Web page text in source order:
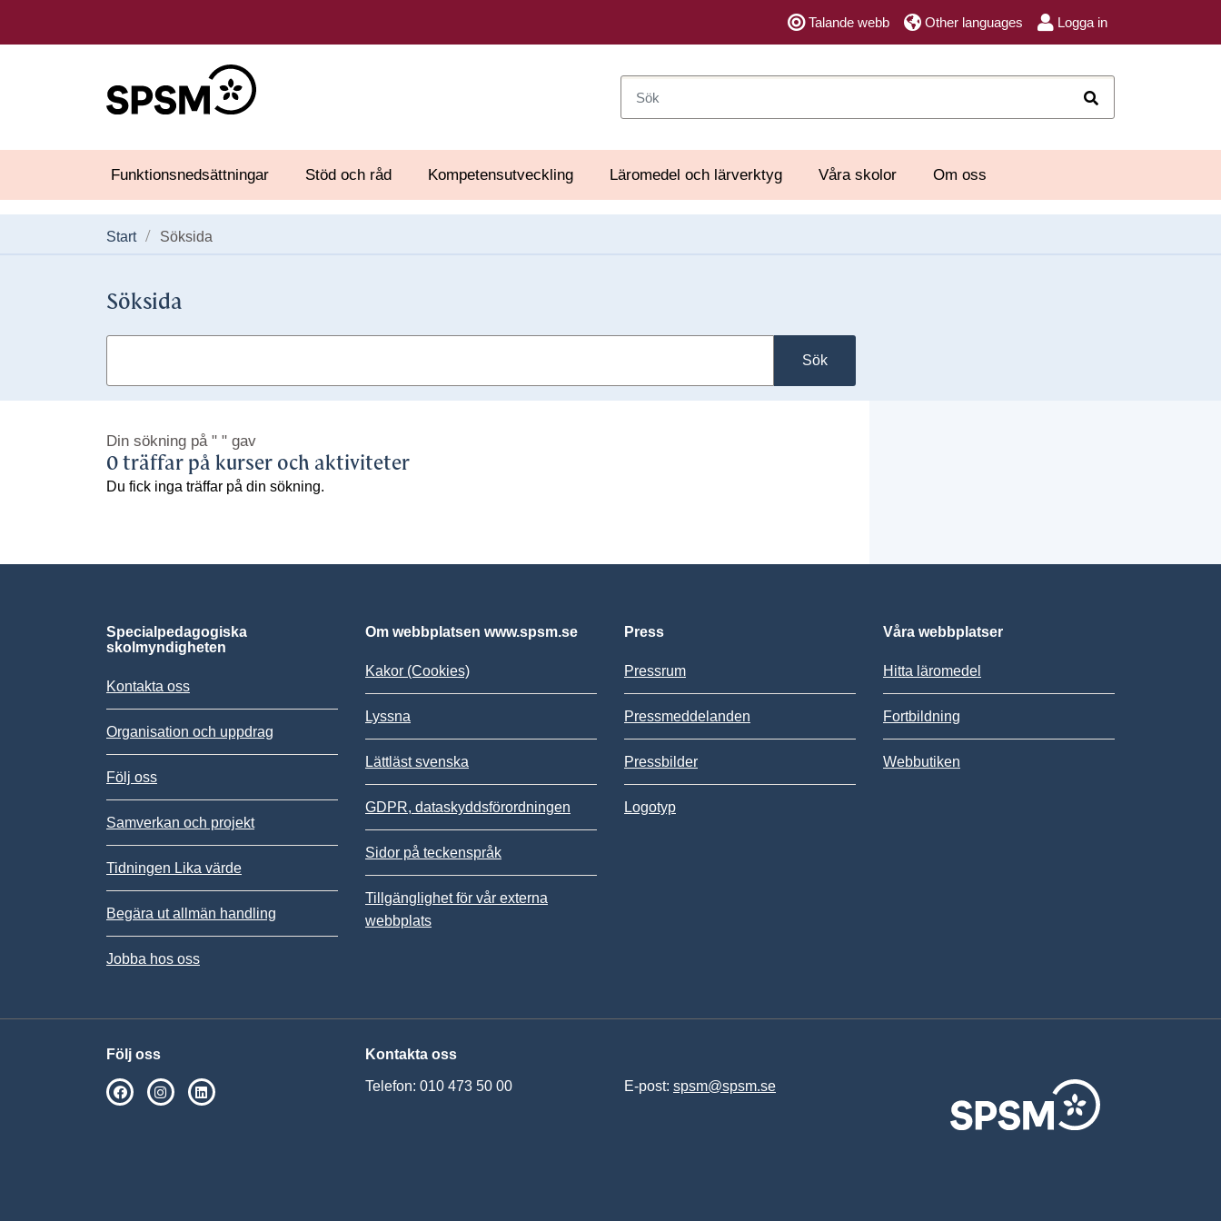
Talande webb Other languages Logga in
Funktionsnedsättningar Stöd och råd Kompetensutveckling Läromedel och lärverktyg Våra skolor Om oss
Start Söksida
Söksida
Sök
Din sökning på " " gav
0 träffar på kurser och aktiviteter
Du fick inga träffar på din sökning.
Specialpedagogiska
skolmyndigheten
Kontakta oss
Organisation och uppdrag
Följ oss
Samverkan och projekt
Tidningen Lika värde
Begära ut allmän handling
Jobba hos oss
Om webbplatsen www.spsm.se
Kakor (Cookies)
Lyssna
Lättläst svenska
GDPR, dataskyddsförordningen
Sidor på teckenspråk
Tillgänglighet för vår externa
webbplats
Press
Pressrum
Pressmeddelanden
Pressbilder
Logotyp
Våra webbplatser
Hitta läromedel
Fortbildning
Webbutiken
Följ oss
SPSM på Facebook
SPSM på Instagram
Kontakta oss
Telefon: 010 473 50 00 E-post: spsm@spsm.se